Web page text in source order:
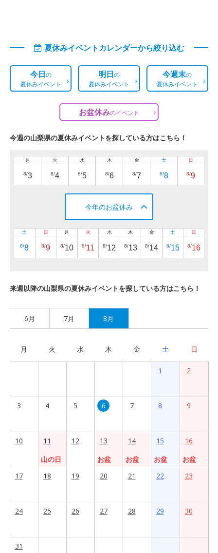
夏休みイベントカレンダーから絞り込む
今日の
夏休みイベント
明日の
夏休みイベント
今週末の
夏休みイベント
お盆休みのイベント
今週の山梨県の夏休みイベントを探している方はこちら！
月
8/3
火
8/4
水
8/5
木
8/6
金
8/7
土
8/8
日
8/9
今年のお盆休み
土
8/8
日
8/9
月
8/10
火
8/11
水
8/12
木
8/13
金
8/14
土
8/15
日
8/16
来週以降の山梨県の夏休みイベントを探している方はこちら！
6月 7月 8月
月 火 水 木 金 土 日
1 2
3 4 5 6 7 8 9
10
11
山の日
12
13
お盆
14
お盆
15
お盆
16
お盆
17
18 19 20 21 22 23
24 25 26 27 28 29 30
31